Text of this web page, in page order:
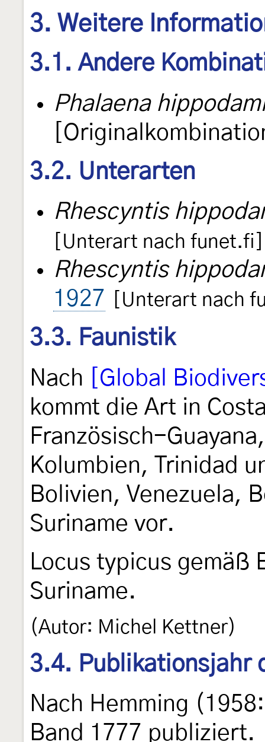
3. Weitere
3.1. Andere
Phalaena
3.2. Unterarten
Rhescyntis
[Unterart nach funet.fi]
Rhescyntis
1927
[Unterart nach
3.3. Faunistik
Nach
[Global
kommt die Art in
Französisch-
Kolumbien, Trinidad
Bolivien, Venezuela,
Suriname vor.
Locus typicus gemäß
Suriname.
(Autor: Michel Kettner)
3.4. Publikationsjahr
Nach Hemming
Band 1777 publiziert.